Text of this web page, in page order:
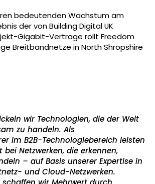
bedeutenden Wachstum am
der von Building Digital UK
Gigabit-Verträge rollt Freedom
Breitbandnetze in North Shropshire
wir Technologien, die der Welt
zu handeln. Als
im B2B-Technologiebereich leisten
bei Netzwerken, die erkennen,
– auf Basis unserer Expertise in
und Cloud-Netzwerken.